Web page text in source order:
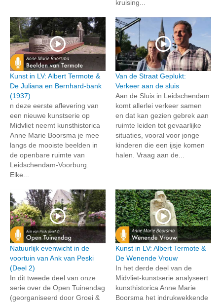
kruising...
Kunst in LV: Albert Termote &
De Juliana en Bernhard-bank
(1937)
n deze eerste aflevering van
een nieuwe kunstserie op
Midvliet neemt kunsthistorica
Anne Marie Boorsma je mee
langs de mooiste beelden in
de openbare ruimte van
Leidschendam-Voorburg.
Elke...
Van de Straat Geplukt:
Verkeer aan de sluis
Aan de Sluis in Leidschendam
komt allerlei verkeer samen
en dat kan gezien gebrek aan
ruimte leiden tot gevaarlijke
situaties, vooral voor jonge
kinderen die een ijsje komen
halen. Vraag aan de...
Natuurlijk evenwicht in de
voortuin van Ank van Peski
(Deel 2)
In dit tweede deel van onze
serie over de Open Tuinendag
(georganiseerd door Groei &
Kunst in LV: Albert Termote &
De Wenende Vrouw
In het derde deel van de
Midvliet-kunstserie analyseert
kunsthistorica Anne Marie
Boorsma het indrukwekkende